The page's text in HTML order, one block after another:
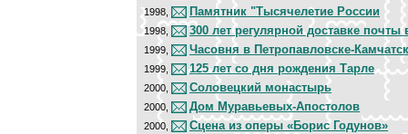
1998, Памятник "Тысячелетие России
1998, 300 лет регулярной доставке почты
1999, Часовня в Петропавловске-
1999, 125 лет со дня рождения Тарле
2000, Соловецкий монастырь
2000, Дом Муравьевых-Апостолов
2000, Сцена из оперы «Борис Годунов»